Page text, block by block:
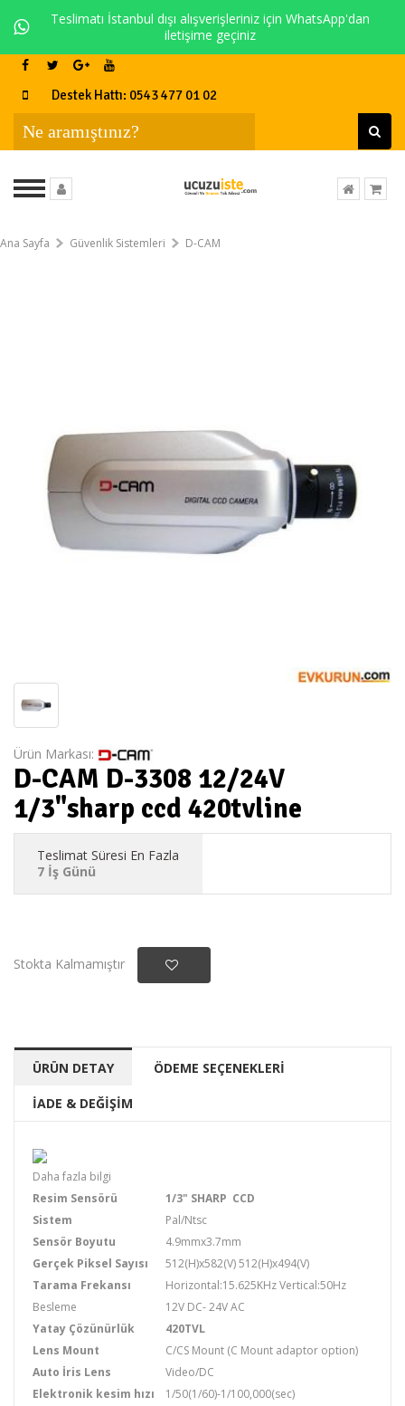
Teslimatı İstanbul dışı alışverişleriniz için WhatsApp'dan
iletişime geçiniz
Destek Hattı: 0543 477 01 02
Ana Sayfa Güvenlik Sistemleri D-CAM
Ürün Markası:
D-CAM D-3308 12/24V
1/3"sharp ccd 420tvline
Teslimat Süresi En Fazla
7 İş Günü
Stokta Kalmamıştır
ÜRÜN DETAY ÖDEME SEÇENEKLERİ
İADE & DEĞİŞİM
Daha fazla bilgi
Resim Sensörü
1/3" SHARP CCD
Sistem
Pal/Ntsc
Sensör Boyutu
4.9mmx3.7mm
Gerçek Piksel Sayısı
512(H)x582(V) 512(H)x494(V)
Tarama Frekansı
Horizontal:15.625KHz Vertical:50Hz
Besleme
12V DC- 24V AC
Yatay Çözünürlük
420TVL
Lens Mount
C/CS Mount (C Mount adaptor option)
Auto İris Lens
Video/DC
Elektronik kesim hızı
1/50(1/60)-1/100,000(sec)